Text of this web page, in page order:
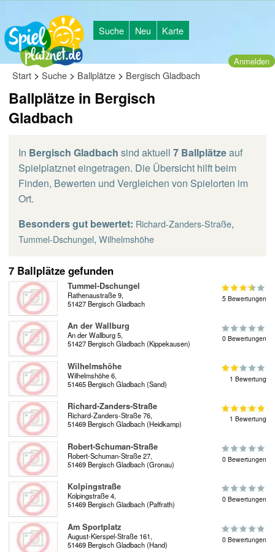
Suche Neu Karte
Anmelden
Start > Suche > Ballplätze > Bergisch Gladbach
Ballplätze in Bergisch
Gladbach
In Bergisch Gladbach sind aktuell 7 Ballplätzeauf
Spielplatznet eingetragen. Die Übersicht hilft beim
Finden, Bewerten und Vergleichen von Spielorten im
Ort.
Besonders gut bewertet: Richard-Zanders-Straße,
Tummel-Dschungel, Wilhelmshöhe
7 Ballplätze gefunden
Tummel-Dschungel
Rathenaustraße 9,
51427 Bergisch Gladbach
5 Bewertungen
An der Wallburg
An der Wallburg 5,
51427 Bergisch Gladbach (Kippekausen)
0 Bewertungen
Wilhelmshöhe
Wilhelmshöhe 6,
51465 Bergisch Gladbach (Sand)
1 Bewertung
Richard-Zanders-Straße
Richard-Zanders-Straße 76,
51469 Bergisch Gladbach (Heidkamp)
1 Bewertung
Robert-Schuman-Straße
Robert-Schuman-Straße 27,
51469 Bergisch Gladbach (Gronau)
0 Bewertungen
Kolpingstraße
Kolpingstraße 4,
51469 Bergisch Gladbach (Paffrath)
0 Bewertungen
Am Sportplatz
August-Kierspel-Straße 161,
51469 Bergisch Gladbach (Hand)
0 Bewertungen